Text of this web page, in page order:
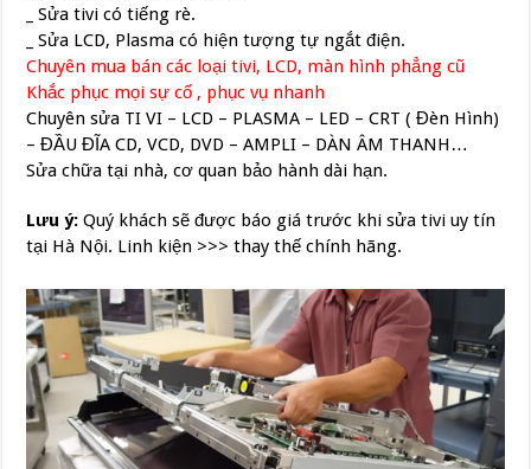
_ Sửa tivi có tiếng rè.
_ Sửa LCD, Plasma có hiện tượng tự ngắt điện.
Chuyên mua bán các loại tivi, LCD, màn hình phẳng cũ
Khắc phục mọi sự cố , phục vụ nhanh
Chuyên sửa TI VI – LCD – PLASMA – LED – CRT ( Đèn Hình)
– ĐẦU ĐĨA CD, VCD, DVD – AMPLI – DÀN ÂM THANH…
Sửa chữa tại nhà, cơ quan bảo hành dài hạn.
Lưu ý: Quý khách sẽ được báo giá trước khi sửa tivi uy tín
tại Hà Nội. Linh kiện >>> thay thế chính hãng.